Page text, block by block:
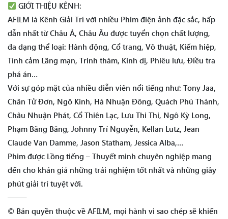
GIỚI THIỆU KÊNH:
AFILM là Kênh Giải Trí với nhiều Phim điện ảnh đặc sắc, hấp
dẫn nhất từ Châu Á, Châu Âu được tuyển chọn chất lượng,
đa dạng thể loại: Hành động, Cổ trang, Võ thuật, Kiếm hiệp,
Tình cảm Lãng mạn, Trinh thám, Kinh dị, Phiêu lưu, Điều tra
phá án…
Với sự góp mặt của nhiều diễn viên nổi tiếng như: Tony Jaa,
Chân Tử Đơn, Ngô Kinh, Hà Nhuận Đông, Quách Phú Thành,
Châu Nhuận Phát, Cổ Thiên Lạc, Lưu Thi Thi, Ngô Kỳ Long,
Phạm Băng Băng, Johnny Trí Nguyễn, Kellan Lutz, Jean
Claude Van Damme, Jason Statham, Jessica Alba,…
Phim được Lồng tiếng – Thuyết minh chuyên nghiệp mang
đến cho khán giả những trải nghiệm tốt nhất và những giây
phút giải trí tuyệt vời.
——–
© Bản quyền thuộc về AFILM, mọi hành vi sao chép sẽ khiến